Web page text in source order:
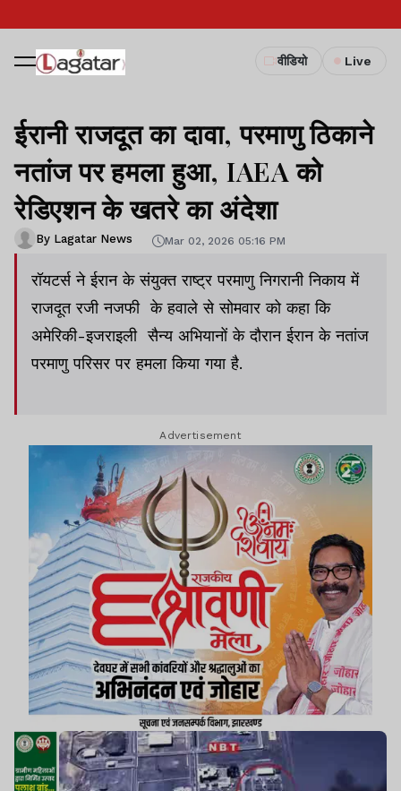
वीडियो Live
ईरानी राजदूत का दावा, परमाणु ठिकाने
नतांज पर हमला हुआ, IAEA को
रेडिएशन के खतरे का अंदेशा
By Lagatar News Mar 02, 2026 05:16 PM
रॉयटर्स ने ईरान के संयुक्त राष्ट्र परमाणु निगरानी निकाय में
राजदूत रजी नजफी के हवाले से सोमवार को कहा कि
अमेरिकी-इजराइली सैन्य अभियानों के दौरान ईरान के नतांज
परमाणु परिसर पर हमला किया गया है.
Advertisement